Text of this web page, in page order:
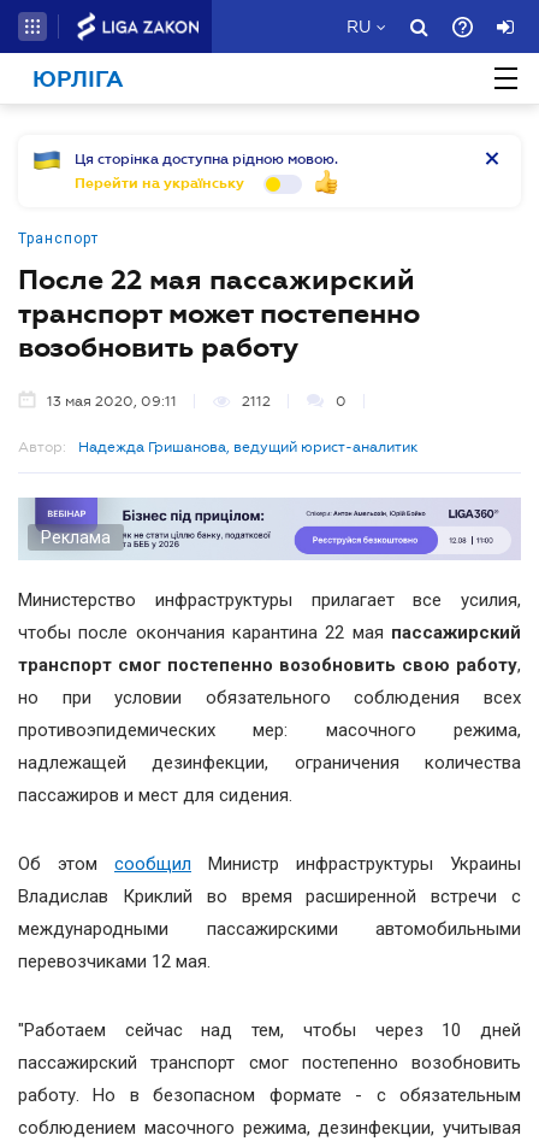
RU
ЮРЛІГА
Ця сторінка доступна рідною мовою.
Перейти на українську
Транспорт
После 22 мая пассажирский
транспорт может постепенно
возобновить работу
13 мая 2020, 09:11 2112 0
Автор: Надежда Гришанова, ведущий юрист-аналитик
Реклама
Министерство инфраструктуры прилагает все усилия,
чтобы после окончания карантина 22 мая пассажирский
транспорт смог постепенно возобновить свою работу,
но при условии обязательного соблюдения всех
противоэпидемических мер: масочного режима,
надлежащей дезинфекции, ограничения количества
пассажиров и мест для сидения.
Об этом сообщил Министр инфраструктуры Украины
Владислав Криклий во время расширенной встречи с
международными пассажирскими автомобильными
перевозчиками 12 мая.
"Работаем сейчас над тем, чтобы через 10 дней
пассажирский транспорт смог постепенно возобновить
работу. Но в безопасном формате - с обязательным
соблюдением масочного режима, дезинфекции, учитывая